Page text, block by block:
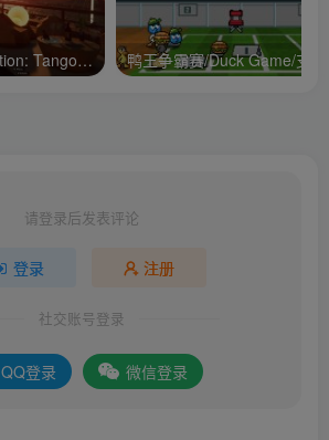
代号：探戈/Operation: Tango/支持网络联机
请登录后发表评论
登录 注册
社交账号登录
QQ登录 微信登录